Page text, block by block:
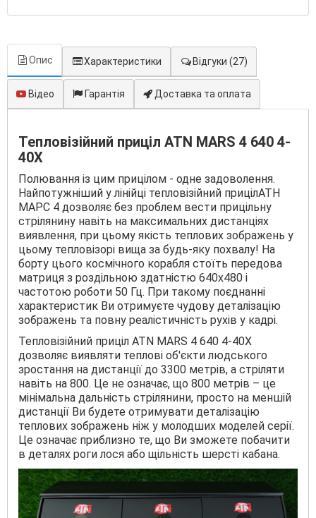
Опис Характеристики Відгуки (27)
Відео Гарантія Доставка та оплата
Тепловізійний приціл ATN MARS 4 640 4-
40X
Полювання із цим прицілом - одне задоволення.
Найпотужніший у лінійці тепловізійний прицілАТН
МАРС 4 дозволяє без проблем вести прицільну
стрілянину навіть на максимальних дистанціях
виявлення, при цьому якість теплових зображень у
цьому тепловізорі вища за будь-яку похвалу! На
борту цього космічного корабля стоїть передова
матриця з роздільною здатністю 640х480 і
частотою роботи 50 Гц. При такому поєднанні
характеристик Ви отримуєте чудову деталізацію
зображень та повну реалістичність рухів у кадрі.
Тепловізійний приціл ATN MARS 4 640 4-40X
дозволяє виявляти теплові об'єкти людського
зростання на дистанції до 3300 метрів, а стріляти
навіть на 800. Це не означає, що 800 метрів – це
мінімальна дальність стрілянини, просто на меншій
дистанції Ви будете отримувати деталізацію
теплових зображень ніж у молодших моделей серії.
Це означає приблизно те, що Ви зможете побачити
в деталях роги лося або щільність шерсті кабана.